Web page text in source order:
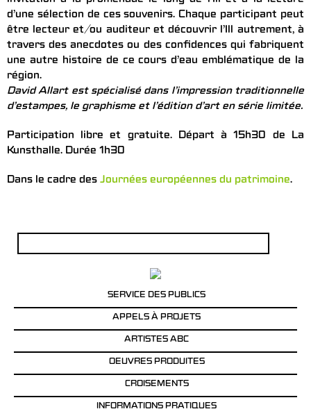
d’une sélection de ces souvenirs. Chaque participant peut
être lecteur et/ou auditeur et découvrir l’Ill autrement, à
travers des anecdotes ou des confidences qui fabriquent
une autre histoire de ce cours d’eau emblématique de la
région.
David Allart est spécialisé dans l’impression traditionnelle
d’estampes, le graphisme et l’édition d’art en série limitée.
Participation libre et gratuite. Départ à 15h30 de La
Kunsthalle. Durée 1h30
Dans le cadre des Journées européennes du patrimoine.
SERVICE DES PUBLICS
APPELS À PROJETS
ARTISTES ABC
OEUVRES PRODUITES
CROISEMENTS
INFORMATIONS PRATIQUES